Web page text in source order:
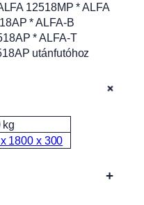
12518MP * ALFA
* ALFA-B
* ALFA-T
utánfutóhoz
+
kg
1800 x 300
+